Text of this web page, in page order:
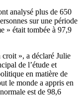
analysé plus de 650
sur une période
» était tombée à 97,9
croit », a déclaré Julie
de l’étude et
en matière de
le monde a appris en
est de 98,6